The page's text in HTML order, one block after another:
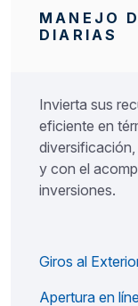
MANEJO
DIARIAS
Invierta sus
eficiente en
y con el
inversiones.
Giros al
Apertura en